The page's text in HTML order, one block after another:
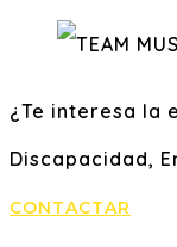
¿Te interesa la
Discapacidad,
CONTACTAR